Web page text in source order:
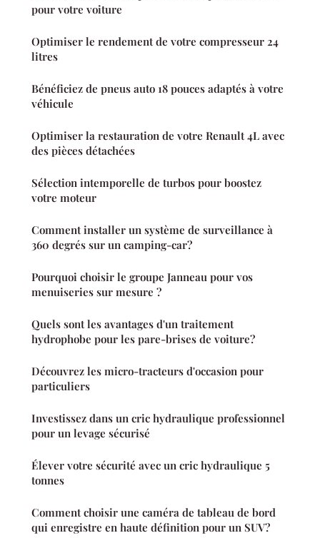
pour votre voiture
Optimiser le rendement de votre compresseur 24
litres
Bénéficiez de pneus auto 18 pouces adaptés à votre
véhicule
Optimiser la restauration de votre Renault 4L avec
des pièces détachées
Sélection intemporelle de turbos pour boostez
votre moteur
Comment installer un système de surveillance à
360 degrés sur un camping-car?
Pourquoi choisir le groupe Janneau pour vos
menuiseries sur mesure ?
Quels sont les avantages d'un traitement
hydrophobe pour les pare-brises de voiture?
Découvrez les micro-tracteurs d'occasion pour
particuliers
Investissez dans un cric hydraulique professionnel
pour un levage sécurisé
Élever votre sécurité avec un cric hydraulique 5
tonnes
Comment choisir une caméra de tableau de bord
qui enregistre en haute définition pour un SUV?